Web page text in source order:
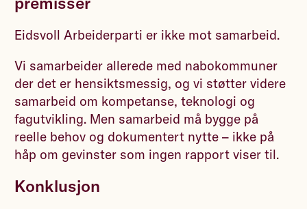
Eidsvoll Arbeiderparti er ikke mot samarbeid.
Vi samarbeider allerede med nabokommuner
der det er hensiktsmessig, og vi støtter videre
samarbeid om kompetanse, teknologi og
fagutvikling. Men samarbeid må bygge på
reelle behov og dokumentert nytte – ikke på
håp om gevinster som ingen rapport viser til.
Konklusjon